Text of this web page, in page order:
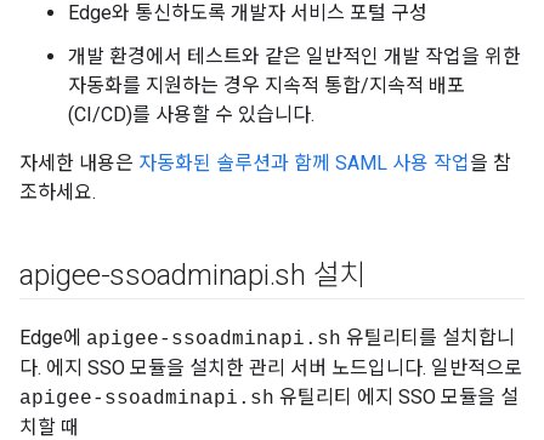
Edge와 통신하도록 개발자 서비스 포털 구성
개발 환경에서 테스트와 같은 일반적인 개발 작업을 위한
자동화를 지원하는 경우 지속적 통합/지속적 배포
(CI/CD)를 사용할 수 있습니다.
자세한 내용은 자동화된 솔루션과 함께 SAML 사용 작업을 참
조하세요.
apigee-ssoadminapi.sh 설치
Edge에 apigee-ssoadminapi.sh 유틸리티를 설치합니
다. 에지 SSO 모듈을 설치한 관리 서버 노드입니다. 일반적으로
apigee-ssoadminapi.sh 유틸리티 에지 SSO 모듈을 설
치할 때